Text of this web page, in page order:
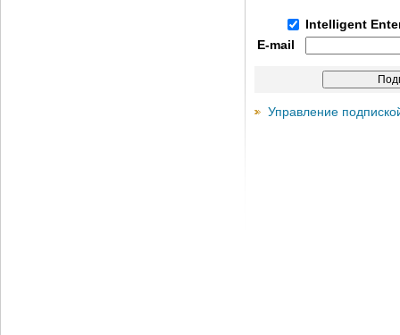
Intelligent
E-mail
Управление